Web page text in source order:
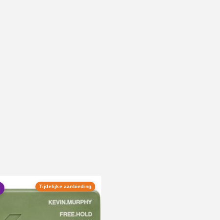
Tijdelijke aanbieding